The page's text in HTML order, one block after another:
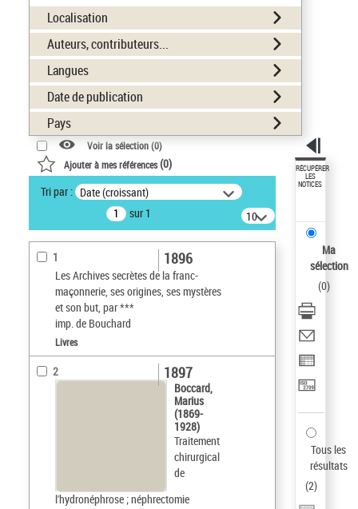
Localisation
Auteurs, contributeurs...
Langues
Date de publication
Pays
Voir la sélection (0)
Ajouter à mes références(0)
Tri par : Date (croissant)
sur 1
10
résultats/page
1
Les Archives secrètes de la franc-
maçonnerie, ses origines, ses mystères
et son but, par ***
imp. de Bouchard
1896
Livres
2
Boccard,
Marius
(1869-
1928)
Traitement
chirurgical
de
l'hydronéphrose ; néphrectomie
1897
RÉCUPÉRER
LES
NOTICES
Ma
sélection
(0)
Tous les
résultats
(2)